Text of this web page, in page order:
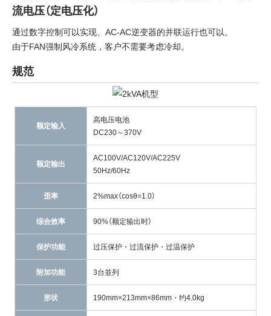
流电压（定电压化）
通过数字控制可以实现、AC-AC逆变器的并联运行也可以。
由于FAN强制风冷系统，客户不需要考虑冷却。
规范
额定输入
高电压电池
DC230～370V
额定输出
AC100V/AC120V/AC225V
50Hz/60Hz
歪率 2%max（cosθ=1.0）
综合效率 90%（额定输出时）
保护功能 过压保护・过流保护・过温保护
附加功能 3台並列
形状 190mm×213mm×86mm・约4.0kg